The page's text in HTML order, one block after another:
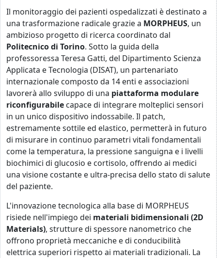
Il monitoraggio dei pazienti ospedalizzati è destinato a
una trasformazione radicale grazie a MORPHEUS, un
ambizioso progetto di ricerca coordinato dal
Politecnico di Torino. Sotto la guida della
professoressa Teresa Gatti, del Dipartimento Scienza
Applicata e Tecnologia (DISAT), un partenariato
internazionale composto da 14 enti e associazioni
lavorerà allo sviluppo di una piattaforma modulare
riconfigurabile capace di integrare molteplici sensori
in un unico dispositivo indossabile. Il patch,
estremamente sottile ed elastico, permetterà in futuro
di misurare in continuo parametri vitali fondamentali
come la temperatura, la pressione sanguigna e i livelli
biochimici di glucosio e cortisolo, offrendo ai medici
una visione costante e ultra-precisa dello stato di salute
del paziente.
L'innovazione tecnologica alla base di MORPHEUS
risiede nell'impiego dei materiali bidimensionali (2D
Materials), strutture di spessore nanometrico che
offrono proprietà meccaniche e di conducibilità
elettrica superiori rispetto ai materiali tradizionali. La